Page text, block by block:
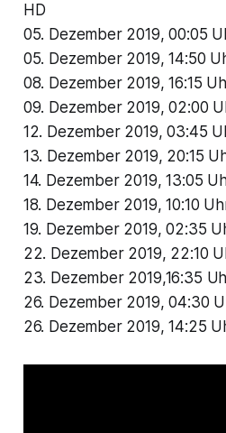
HD
05. Dezember 2019, 00:05
05. Dezember 2019, 14:50
08. Dezember 2019, 16:15
09. Dezember 2019, 02:00
12. Dezember 2019, 03:45
13. Dezember 2019, 20:15
14. Dezember 2019, 13:05
18. Dezember 2019, 10:10
19. Dezember 2019, 02:35
22. Dezember 2019, 22:10
23. Dezember 2019,16:35
26. Dezember 2019, 04:30
26. Dezember 2019, 14:25